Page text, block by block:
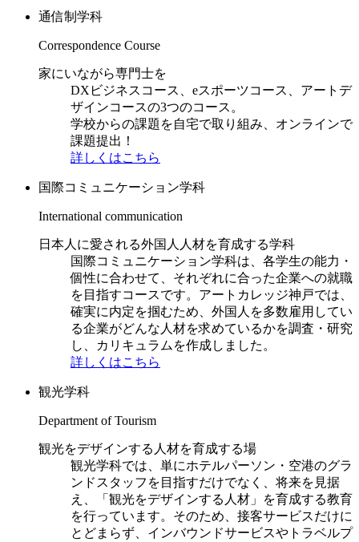
通信制学科
Correspondence Course
家にいながら専門士を
DXビジネスコース、eスポーツコース、アートデ
ザインコースの3つのコース。
学校からの課題を自宅で取り組み、オンラインで
課題提出！
詳しくはこちら
国際コミュニケーション学科
International communication
日本人に愛される外国人人材を育成する学科
国際コミュニケーション学科は、各学生の能力・
個性に合わせて、それぞれに合った企業への就職
を目指すコースです。アートカレッジ神戸では、
確実に内定を掴むため、外国人を多数雇用してい
る企業がどんな人材を求めているかを調査・研究
し、カリキュラムを作成しました。
詳しくはこちら
観光学科
Department of Tourism
観光をデザインする人材を育成する場
観光学科では、単にホテルパーソン・空港のグラ
ンドスタッフを目指すだけでなく、将来を見据
え、「観光をデザインする人材」を育成する教育
を行っています。そのため、接客サービスだけに
とどまらず、インバウンドサービスやトラベルプ